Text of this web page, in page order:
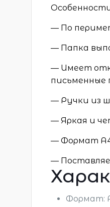
— По
— Папка
— Имеет
письменные
— Ручки из
— Яркая и
— Формат
—
Формат: